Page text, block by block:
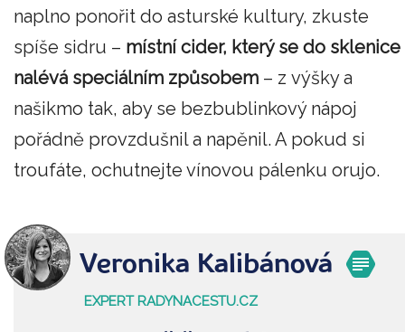
naplno ponořit do asturské kultury, zkuste
spíše sidru – místní cider, který se do sklenice
nalévá speciálním způsobem – z výšky a
našikmo tak, aby se bezbublinkový nápoj
pořádně provzdušnil a napěnil. A pokud si
troufáte, ochutnejte vínovou pálenku orujo.
Veronika Kalibánová
EXPERT RADYNACESTU.CZ